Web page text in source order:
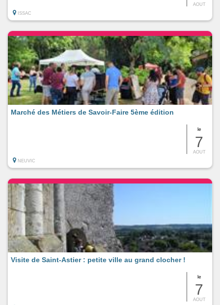
AOUT
ISSAC
le
7
AOUT
Marché des Métiers de Savoir-Faire 5ème édition
NEUVIC
le
7
AOUT
Visite de Saint-Astier : petite ville au grand clocher !